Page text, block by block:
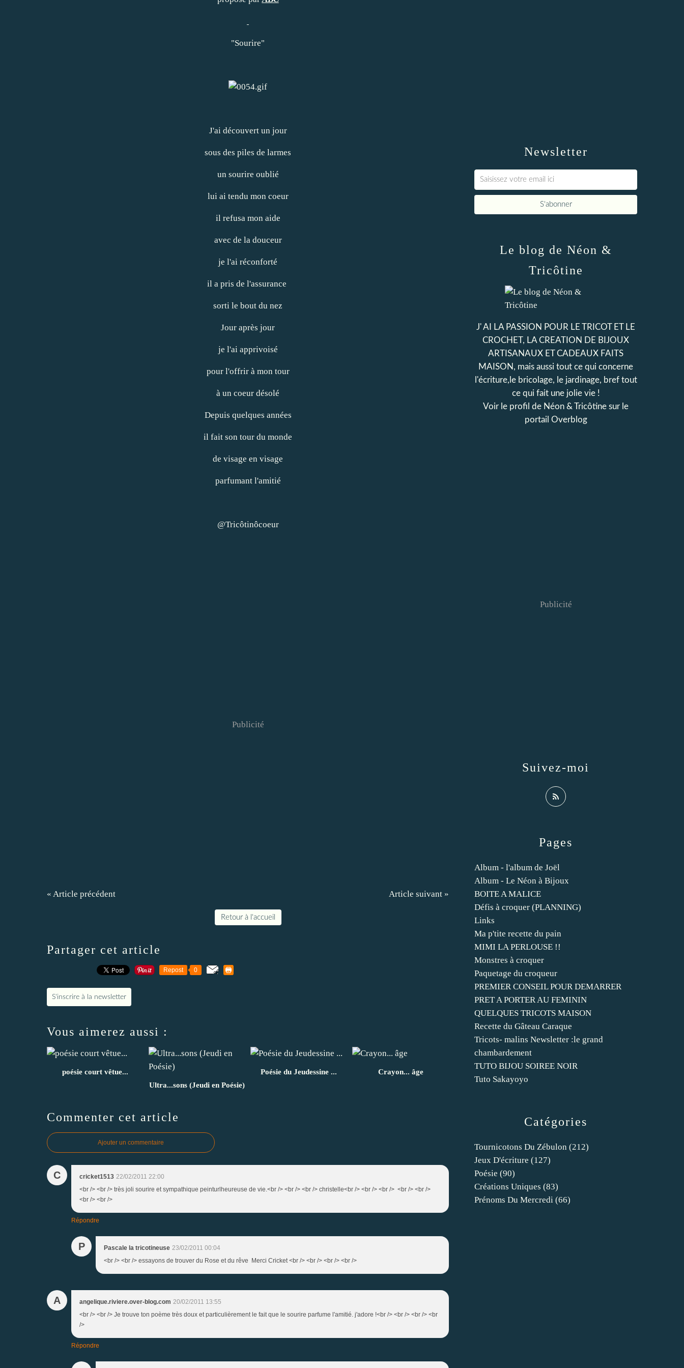
"Sourire"
J'ai découvert un jour
sous des piles de larmes
un sourire oublié
lui ai tendu mon coeur
il refusa mon aide
avec de la douceur
je l'ai réconforté
il a pris de l'assurance
sorti le bout du nez
Jour après jour
je l'ai apprivoisé
pour l'offrir à mon tour
à un coeur désolé
Depuis quelques années
il fait son tour du monde
de visage en visage
parfumant l'amitié
@Tricôtinôcoeur
Publicité
« Article précédent Article suivant »
Retour à l'accueil
Partager cet article
Repost 0
S'inscrire à la newsletter
Vous aimerez aussi :
poésie court vêtue...
Ultra...sons (Jeudi en Poésie)
Poésie du Jeudessine ... Crayon... âge
Commenter cet article
Ajouter un commentaire
C cricket1513 22/02/2011 22:00
<br /> <br /> très joli sourire et sympathique peinturlheureuse de vie.<br /> <br /> <br /> christelle<br /> <br /> <br /> <br /> <br />
<br /> <br />
Répondre
P Pascale la tricotineuse 23/02/2011 00:04
<br /> <br /> essayons de trouver du Rose et du rêve Merci Cricket <br /> <br /> <br /> <br />
A angelique.riviere.over-blog.com 20/02/2011 13:55
<br /> <br /> Je trouve ton poème très doux et particulièrement le fait que le sourire parfume l'amitié. j'adore !<br /> <br /> <br /> <br
/>
Répondre
Newsletter
Catégories
Tournicotons Du Zébulon (212)
Jeux D'écriture (127)
Poésie (90)
Créations Uniques (83)
Prénoms Du Mercredi (66)
Pages
Album - l'album de Joël
Album - Le Néon à Bijoux
BOITE A MALICE
Défis à croquer (PLANNING)
Links
Ma p'tite recette du pain
MIMI LA PERLOUSE !!
Monstres à croquer
Paquetage du croqueur
PREMIER CONSEIL POUR DEMARRER
PRET A PORTER AU FEMININ
QUELQUES TRICOTS MAISON
Recette du Gâteau Caraque
Tricots- malins Newsletter :le grand
chambardement
TUTO BIJOU SOIREE NOIR
Tuto Sakayoyo
Le blog de Néon &
Tricôtine
J' AI LA PASSION POUR LE TRICOT ET LE
CROCHET, LA CREATION DE BIJOUX
ARTISANAUX ET CADEAUX FAITS
MAISON, mais aussi tout ce qui concerne
l'écriture,le bricolage, le jardinage, bref tout
ce qui fait une jolie vie !
Voir le profil de Néon & Tricôtine sur le
portail Overblog
Suivez-moi
Publicité